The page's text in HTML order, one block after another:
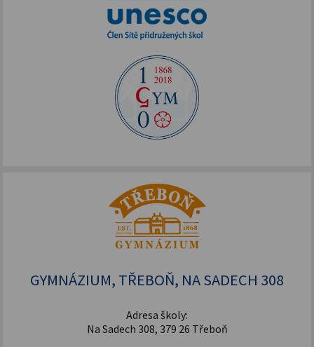
GYMNÁZIUM, TŘEBOŇ, NA SADECH 308
Adresa školy:
Na Sadech 308, 379 26 Třeboň